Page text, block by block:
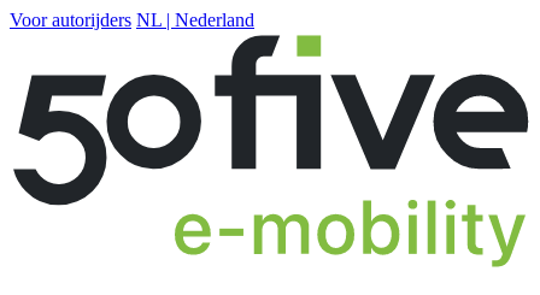
Voor autorijders NL | Nederland